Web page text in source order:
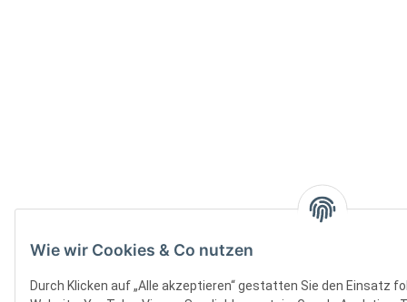
Wie wir Cookies & Co nutzen
Durch Klicken auf „Alle akzeptieren“ gestatten Sie den Einsatz